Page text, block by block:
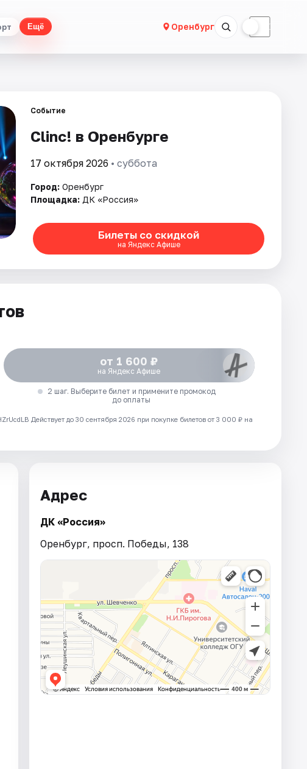
Ещё Оренбург ☾
Событие
Clinc! в Оренбурге
17 октября 2026 • суббота
Город: Оренбург
Площадка: ДК «Россия»
Билеты со скидкой
на Яндекс Афише
от 1 600 ₽
на Яндекс Афише
2 шаг. Выберите билет и примените промокод
до оплаты
Действует до 30 сентября 2026 при покупке билетов от 3 000 ₽ на
Адрес
ДК «Россия»
Оренбург, просп. Победы, 138